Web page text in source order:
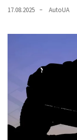
17.08.2025 AutoUA